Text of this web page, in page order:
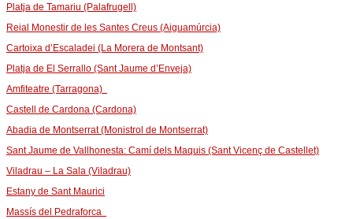
Platja de Tamariu (Palafrugell)
Reial Monestir de les Santes Creus (Aiguamúrcia)
Cartoixa d’Escaladei (La Morera de Montsant)
Platja de El Serrallo (Sant Jaume d’Enveja)
Amfiteatre (Tarragona)
Castell de Cardona (Cardona)
Abadia de Montserrat (Monistrol de Montserrat)
Sant Jaume de Vallhonesta: Camí dels Maquis (Sant Vicenç de Castellet)
Viladrau – La Sala (Viladrau)
Estany de Sant Maurici
Massís del Pedraforca